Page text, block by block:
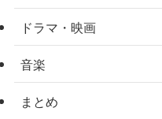
ドラマ・映画
音楽
まとめ